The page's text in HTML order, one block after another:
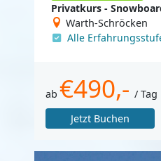
Privatkurs -
Warth-Schröcken
Alle
ab €490,- / Tag
Jetzt Buchen